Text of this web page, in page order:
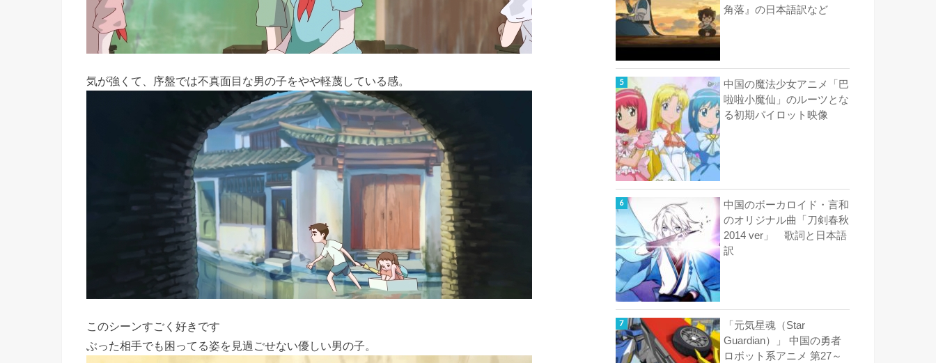
気が強くて、序盤では不真面目な男の子をやや軽蔑している感。
このシーンすごく好きです
ぶった相手でも困ってる姿を見過ごせない優しい男の子。
角落』の日本語訳など
中国の魔法少女アニメ「巴
啦啦小魔仙」のルーツとな
る初期パイロット映像
中国のボーカロイド・言和
のオリジナル曲「刀剣春秋
2014 ver」 歌詞と日本語
訳
「元気星魂（Star
Guardian）」 中国の勇者
ロボット系アニメ 第27～